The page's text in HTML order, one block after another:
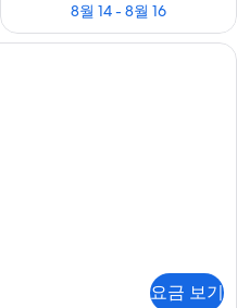
8월 14 - 8월 16
Double A | 미니바, 무료 WiFi, 각각 다
요금 보기